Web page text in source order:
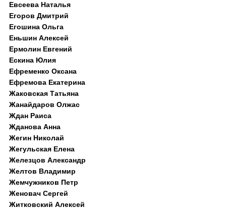
Евсеева Наталья
Егоров Дмитрий
Егошина Ольга
Еньшин Алексей
Ермолин Евгений
Ескина Юлия
Ефременко Оксана
Ефремова Екатерина
Жаковская Татьяна
Жанайдаров Олжас
Ждан Раиса
Жданова Анна
Жегин Николай
Жегульская Елена
Железцов Александр
Желтов Владимир
Жемчужников Петр
Женовач Сергей
Житковский Алексей